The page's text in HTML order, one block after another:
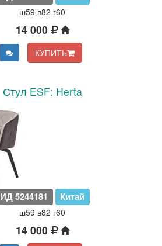
ш59 в82 г60
14 000
КУПИТЬ
Стул ESF: Herta
ИД 5244181 Китай
ш59 в82 г60
14 000